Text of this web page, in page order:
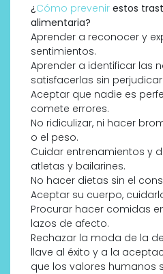
¿Cómo prevenir estos
alimentaria?
Aprender a reconocer y
sentimientos.
Aprender a identificar las
satisfacerlas sin
Aceptar que nadie es
comete errores.
No ridiculizar, ni hacer
o el peso.
Cuidar entrenamientos y
atletas y bailarines.
No hacer dietas sin el
Aceptar su cuerpo,
Procurar hacer comidas
lazos de afecto.
Rechazar la moda de la
llave al éxito y a la
que los valores humanos